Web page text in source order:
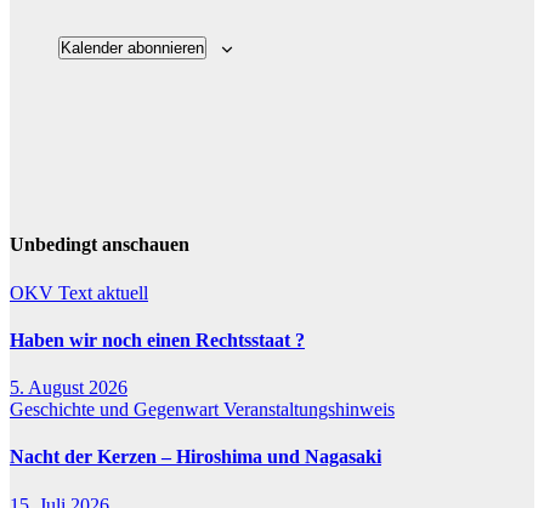
Kalender abonnieren
Unbedingt anschauen
OKV Text aktuell
Haben wir noch einen Rechtsstaat ?
5. August 2026
Geschichte und Gegenwart Veranstaltungshinweis
Nacht der Kerzen – Hiroshima und Nagasaki